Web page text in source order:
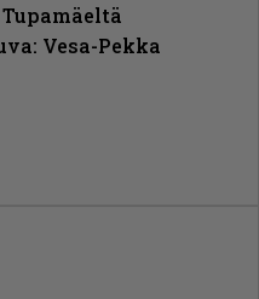
Vesa-Pekka